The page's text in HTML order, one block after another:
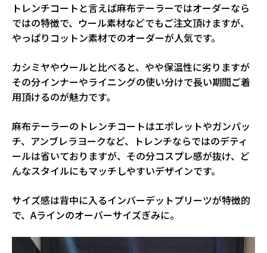
トレンチコートと言えば麻布テーラーではオーダーなら
ではの特徴で、ウール素材などでもご注文頂けますが、
やっぱりコットン素材でのオーダーが人気です。
カシミヤやウールと比べると、やや保温性に劣りますが
その分インナーやライニングの使い分けで長い期間ご着
用頂けるのが魅力です。
麻布テーラーのトレンチコートはエポレットやガンパッ
チ、アンブレラヨークなど、トレンチならではのデティ
ールは省いておりますが、その分コスプレ感が抜け、ど
んなスタイルにもマッチしやすいデザインです。
サイズ感は背中に入るインバーデットプリーツが特徴的
で、Aラインのオーバーサイズぎみに。